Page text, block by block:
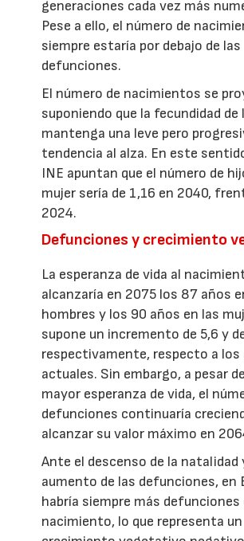
generaciones cada vez más
Pese a ello, el número de
siempre estaría por debajo de las
defunciones.
El número de nacimientos se
suponiendo que la fecundidad de
mantenga una leve pero
tendencia al alza. En este
INE apuntan que el número de
mujer sería de 1,16 en 2040,
2024.
Defunciones y crecimiento
La esperanza de vida al
alcanzaría en 2075 los 87 años
hombres y los 90 años en las
supone un incremento de 5,6 y
respectivamente, respecto a los
actuales. Sin embargo, a pesar
mayor esperanza de vida, el
defunciones continuaría
alcanzar su valor máximo en
Ante el descenso de la natalidad
aumento de las defunciones, en
habría siempre más defunciones
nacimiento, lo que representa un